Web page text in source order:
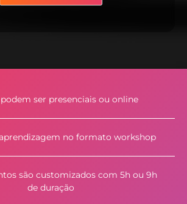
ser presenciais ou online
no formato workshop
são customizados com 5h ou 9h
de duração